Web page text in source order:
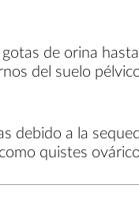
de orina
del suelo
debido a la
quistes